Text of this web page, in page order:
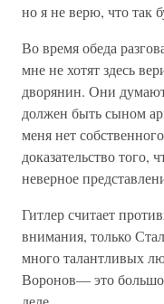
но я не верю, что так
Во время обеда
мне не хотят здесь
дворянин. Они
должен быть сыном
меня нет
доказательство
неверное
Гитлер считает
внимания, только
много талантливых
Воронов— это